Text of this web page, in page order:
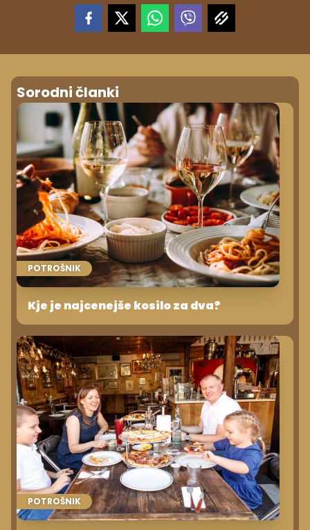
Sorodni članki
POTROŠNIK
Kje je najcenejše kosilo za dva?
POTROŠNIK